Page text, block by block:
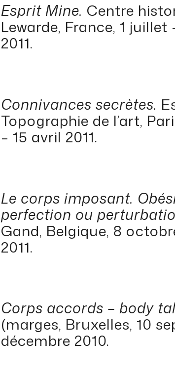
Esprit Mine. Centre
Lewarde, France, 1 juillet
2011.
Connivances secrètes.
Topographie de l’art,
– 15 avril 2011.
Le corps imposant.
perfection ou
Gand, Belgique, 8
2011.
Corps accords – body
(marges, Bruxelles, 10
décembre 2010.